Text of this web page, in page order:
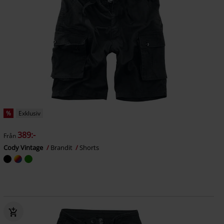
% Exklusiv
Från 389:-
Cody Vintage Brandit Shorts